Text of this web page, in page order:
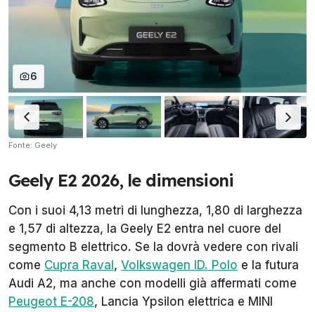
6
Fonte: Geely
Geely E2 2026, le dimensioni
Con i suoi 4,13 metri di lunghezza, 1,80 di larghezza
e 1,57 di altezza, la Geely E2 entra nel cuore del
segmento B elettrico. Se la dovrà vedere con rivali
come Cupra Raval, Volkswagen ID. Polo e la futura
Audi A2, ma anche con modelli già affermati come
Peugeot E-208, Lancia Ypsilon elettrica e MINI